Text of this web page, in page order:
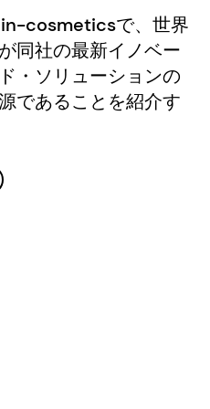
in-cosmeticsで、世界
同社の最新イノベー
・ソリューションの
であることを紹介す